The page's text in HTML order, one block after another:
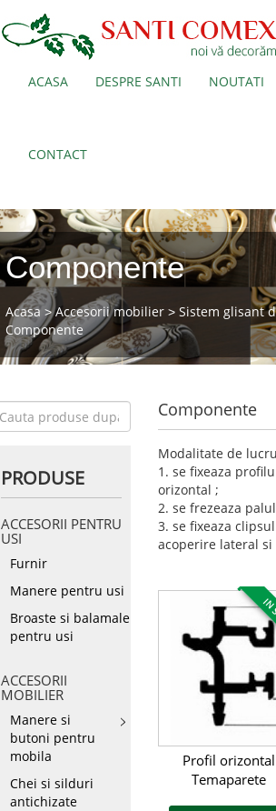
ACASA DESPRE SANTI NOUTATI
CONTACT
Componente
Acasa >Accesorii mobilier > Sistem glisant
Componente
PRODUSE
ACCESORII PENTRU
USI
Furnir
Manere pentru usi
Broaste si balamale
pentru usi
ACCESORII
MOBILIER
Manere si
butoni pentru
mobila
Chei si silduri
antichizate
Componente
Modalitate de
1. se fixeaza
orizontal ;
2. se frezeaza
3. se fixeaza
acoperire lateral
IN
Profil orizontal
Temaparete